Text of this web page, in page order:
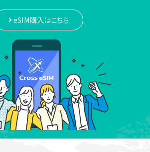
eSIM購入はこちら